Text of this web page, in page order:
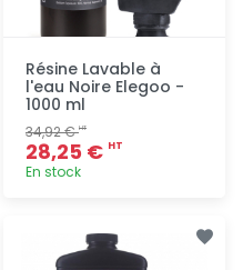
Résine Lavable à
l'eau Noire Elegoo -
1000 ml
34,92 €HT
28,25 € HT
En stock
rapide